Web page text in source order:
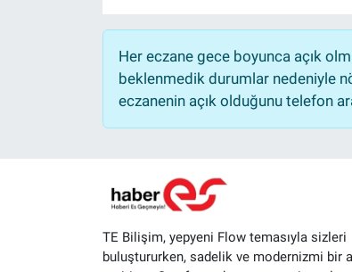
Her eczane gece boyunca açık
beklenmedik durumlar nedeniyle
eczanenin açık olduğunu telefon
TE Bilişim, yepyeni Flow temasıyla sizleri
buluştururken, sadelik ve modernizmi bir